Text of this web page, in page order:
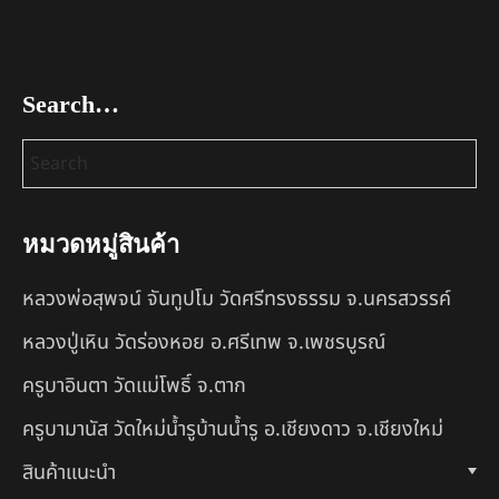
Search…
หมวดหมู่สินค้า
หลวงพ่อสุพจน์ จันทูปโม วัดศรีทรงธรรม จ.นครสวรรค์
หลวงปู่เหิน วัดร่องหอย อ.ศรีเทพ จ.เพชรบูรณ์
ครูบาอินตา วัดแม่โพธิ์ จ.ตาก
ครูบามานัส วัดใหม่น้ำรูบ้านน้ำรู อ.เชียงดาว จ.เชียงใหม่
สินค้าแนะนำ